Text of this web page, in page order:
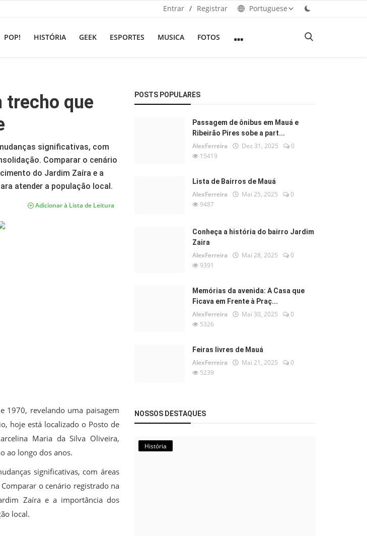
Entrar / Registrar Portuguese
POP! HISTÓRIA GEEK ESPORTES MUSICA FOTOS
trecho que
significativas, com
Comparar o cenário
do Jardim Zaíra e a
atender a população local.
Adicionar à Lista de Leitura
1970, revelando uma paisagem
hoje está localizado o Posto de
Maria da Silva Oliveira,
ao longo dos anos.
significativas, com áreas
o cenário registrado na
Zaíra e a importância dos
local.
POSTS POPULARES
Passagem de ônibus em Mauá e
Ribeirão Pires sobe a part...
AlexFerreira Dez 31, 2025
0
15419
Lista de Bairros de Mauá
AlexFerreira Mai 25, 2025
0
9487
Conheça a história do bairro Jardim
Zaira
AlexFerreira Mai 28, 2025
0
9391
Memórias da avenida: A Casa que
Ficava em Frente à Praç...
AlexFerreira Mai 30, 2025
0
5326
Feiras livres de Mauá
AlexFerreira Mai 21, 2025
0
5239
NOSSOS DESTAQUES
História